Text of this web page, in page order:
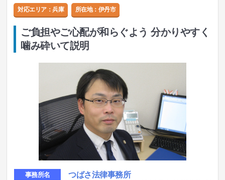
対応エリア：兵庫 所在地： 伊丹市
ご負担やご心配が和らぐよう 分かりやすく
噛み砕いて説明
事務所名 つばさ法律事務所